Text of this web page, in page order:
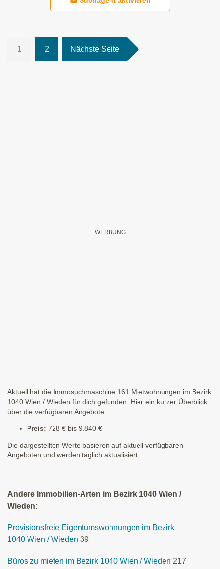
1 2 Nächste Seite
Aktuell hat die Immosuchmaschine 161 Mietwohnungen im Bezirk
1040 Wien / Wieden für dich gefunden. Hier ein kurzer Überblick
über die verfügbaren Angebote:
Preis: 728 € bis 9.840 €
Die dargestellten Werte basieren auf aktuell verfügbaren
Angeboten und werden täglich aktualisiert.
Andere Immobilien-Arten im Bezirk 1040 Wien /
Wieden:
Provisionsfreie Eigentumswohnungen im Bezirk
1040 Wien / Wieden 39
Büros zu mieten im Bezirk 1040 Wien / Wieden 217